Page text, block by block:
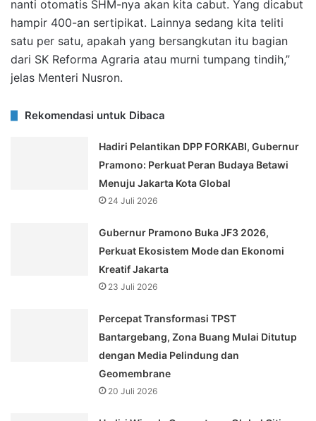
nanti otomatis SHM-nya akan kita cabut. Yang dicabut
hampir 400-an sertipikat. Lainnya sedang kita teliti
satu per satu, apakah yang bersangkutan itu bagian
dari SK Reforma Agraria atau murni tumpang tindih,”
jelas Menteri Nusron.
Rekomendasi untuk Dibaca
Hadiri Pelantikan DPP FORKABI, Gubernur
Pramono: Perkuat Peran Budaya Betawi
Menuju Jakarta Kota Global
24 Juli 2026
Gubernur Pramono Buka JF3 2026,
Perkuat Ekosistem Mode dan Ekonomi
Kreatif Jakarta
23 Juli 2026
Percepat Transformasi TPST
Bantargebang, Zona Buang Mulai Ditutup
dengan Media Pelindung dan
Geomembrane
20 Juli 2026